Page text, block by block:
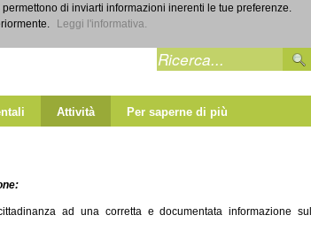
Attività Per saperne di più
ad una corretta e documentata informazione
di inviarti informazioni inerenti le tue preferenze.
Leggi l'informativa.